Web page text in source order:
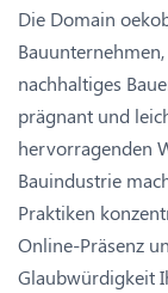
Die Domain
nachhaltiges
prägnant und
hervorragenden
Bauindustrie
Praktiken
Online-Präsenz
Glaubwürdigkeit